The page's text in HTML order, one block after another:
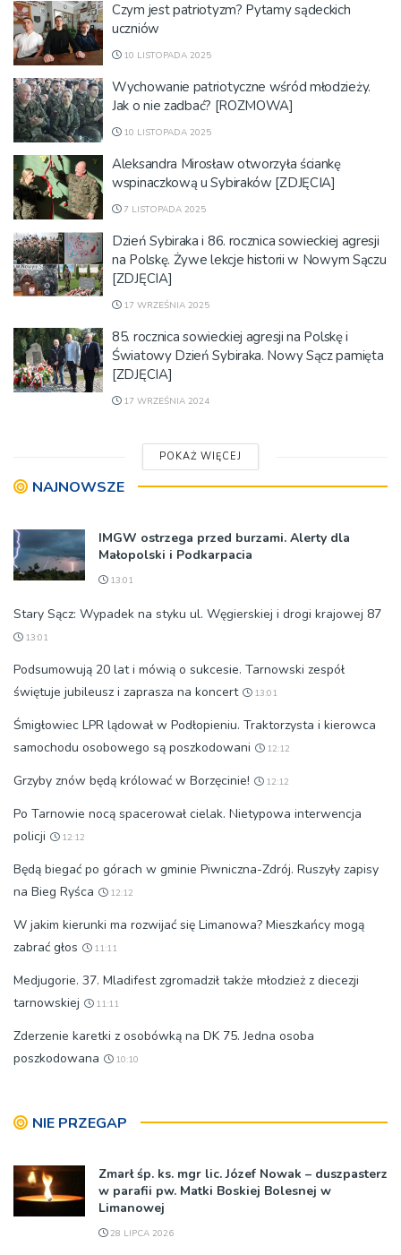
Czym jest patriotyzm? Pytamy sądeckich
uczniów
10 LISTOPADA 2025
Wychowanie patriotyczne wśród młodzieży.
Jak o nie zadbać? [ROZMOWA]
10 LISTOPADA 2025
Aleksandra Mirosław otworzyła ściankę
wspinaczkową u Sybiraków [ZDJĘCIA]
7 LISTOPADA 2025
Dzień Sybiraka i 86. rocznica sowieckiej agresji
na Polskę. Żywe lekcje historii w Nowym Sączu
[ZDJĘCIA]
17 WRZEŚNIA 2025
85. rocznica sowieckiej agresji na Polskę i
Światowy Dzień Sybiraka. Nowy Sącz pamięta
[ZDJĘCIA]
17 WRZEŚNIA 2024
POKAŻ WIĘCEJ
NAJNOWSZE
IMGW ostrzega przed burzami. Alerty dla
Małopolski i Podkarpacia
13:01
Stary Sącz: Wypadek na styku ul. Węgierskiej i drogi krajowej 87
13:01
Podsumowują 20 lat i mówią o sukcesie. Tarnowski zespół
świętuje jubileusz i zaprasza na koncert
13:01
Śmigłowiec LPR lądował w Podłopieniu. Traktorzysta i kierowca
samochodu osobowego są poszkodowani
12:12
Grzyby znów będą królować w Borzęcinie! 12:12
Po Tarnowie nocą spacerował cielak. Nietypowa interwencja
policji
12:12
Będą biegać po górach w gminie Piwniczna-Zdrój. Ruszyły zapisy
na Bieg Ryśca
12:12
W jakim kierunki ma rozwijać się Limanowa? Mieszkańcy mogą
zabrać głos
11:11
Medjugorie. 37. Mladifest zgromadził także młodzież z diecezji
tarnowskiej
11:11
Zderzenie karetki z osobówką na DK 75. Jedna osoba
poszkodowana
10:10
NIE PRZEGAP
Zmarł śp. ks. mgr lic. Józef Nowak – duszpasterz
w parafii pw. Matki Boskiej Bolesnej w
Limanowej
28 LIPCA 2026